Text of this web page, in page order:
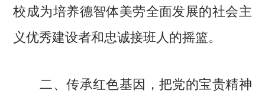
校成为培养德智体美劳全面发展的社会主
义优秀建设者和忠诚接班人的摇篮。
二、传承红色基因，把党的宝贵精神